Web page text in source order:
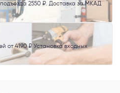
2550 ₽. Доставка за МКАД
от 4190 ₽ Установка входных